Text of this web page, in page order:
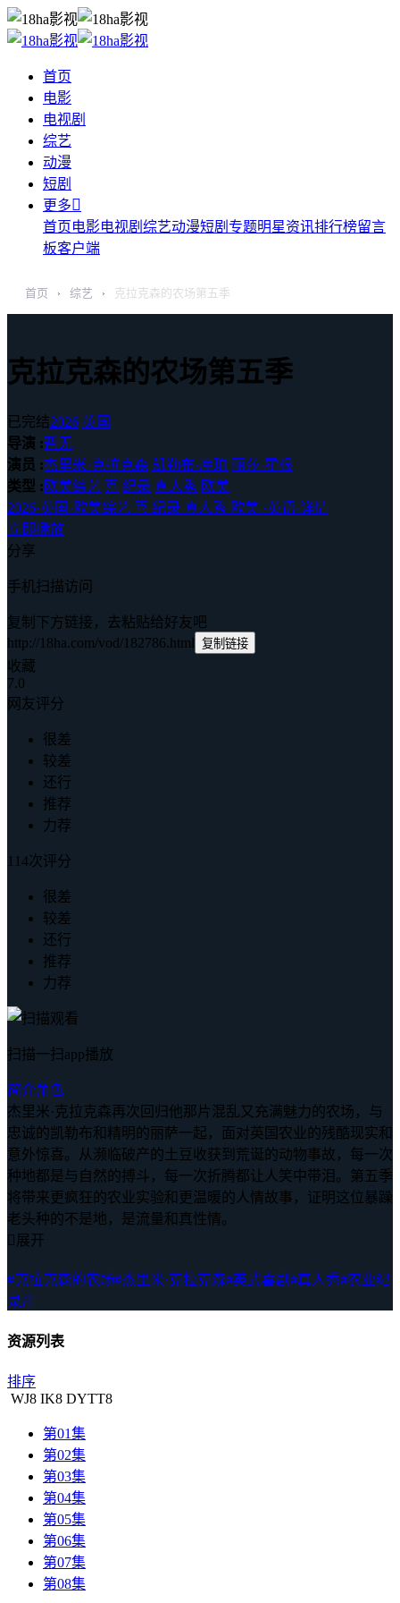
首页
电影
电视剧
综艺
动漫
短剧
更多
首页电影电视剧 综艺动漫短剧 专题明星资讯排行榜留言
板客户端
首页 › 综艺 › 克拉克森的农场第五季
克拉克森的农场第五季
已完结2026 英国
导演 :暂无
演员 :杰里米·克拉克森 凯勒布·库珀 丽莎·霍根
类型 :欧美综艺 喜 纪录 真人秀 欧美
2026·英国 ·欧美综艺 喜 纪录 真人秀 欧美 ·英语·详情
立即播放
分享
手机扫描访问
复制下方链接，去粘贴给好友吧
http://18ha.com/vod/182786.html 复制链接
收藏
7.0
网友评分
很差
较差
还行
推荐
力荐
114次评分
很差
较差
还行
推荐
力荐
扫描一扫app播放
简介角色
杰里米·克拉克森再次回归他那片混乱又充满魅力的农场，与
忠诚的凯勒布和精明的丽萨一起，面对英国农业的残酷现实和
意外惊喜。从濒临破产的土豆收获到荒诞的动物事故，每一次
种地都是与自然的搏斗，每一次折腾都让人笑中带泪。第五季
将带来更疯狂的农业实验和更温暖的人情故事，证明这位暴躁
老头种的不是地，是流量和真性情。
 展开
#克拉克森的农场#杰里米·克拉克森#英式喜剧 #真人秀#农业纪
录片
资源列表
排序
WJ8 IK8 DYTT8
第01集
第02集
第03集
第04集
第05集
第06集
第07集
第08集